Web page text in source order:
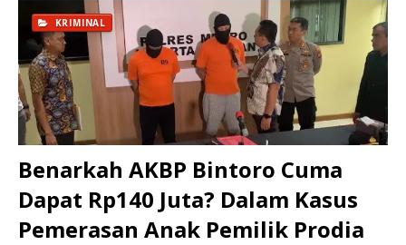
KRIMINAL
Benarkah AKBP Bintoro Cuma
Dapat Rp140 Juta? Dalam Kasus
Pemerasan Anak Pemilik Prodia